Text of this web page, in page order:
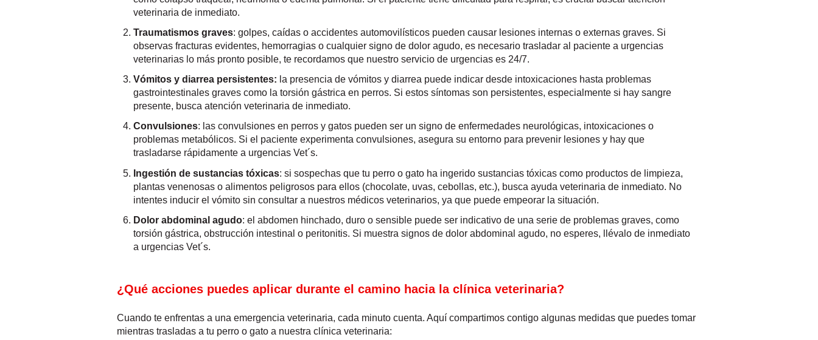
veterinaria de inmediato.
Traumatismos graves: golpes, caídas o accidentes automovilísticos pueden causar lesiones internas o externas graves. Si
observas fracturas evidentes, hemorragias o cualquier signo de dolor agudo, es necesario trasladar al paciente a urgencias
veterinarias lo más pronto posible, te recordamos que nuestro servicio de urgencias es 24/7.
Vómitos y diarrea persistentes: la presencia de vómitos y diarrea puede indicar desde intoxicaciones hasta problemas
gastrointestinales graves como la torsión gástrica en perros. Si estos síntomas son persistentes, especialmente si hay sangre
presente, busca atención veterinaria de inmediato.
Convulsiones: las convulsiones en perros y gatos pueden ser un signo de enfermedades neurológicas, intoxicaciones o
problemas metabólicos. Si el paciente experimenta convulsiones, asegura su entorno para prevenir lesiones y hay que
trasladarse rápidamente a urgencias Vet´s.
Ingestión de sustancias tóxicas: si sospechas que tu perro o gato ha ingerido sustancias tóxicas como productos de limpieza,
plantas venenosas o alimentos peligrosos para ellos (chocolate, uvas, cebollas, etc.), busca ayuda veterinaria de inmediato. No
intentes inducir el vómito sin consultar a nuestros médicos veterinarios, ya que puede empeorar la situación.
Dolor abdominal agudo: el abdomen hinchado, duro o sensible puede ser indicativo de una serie de problemas graves, como
torsión gástrica, obstrucción intestinal o peritonitis. Si muestra signos de dolor abdominal agudo, no esperes, llévalo de inmediato
a urgencias Vet´s.
¿Qué acciones puedes aplicar durante el camino hacia la clínica veterinaria?
Cuando te enfrentas a una emergencia veterinaria, cada minuto cuenta. Aquí compartimos contigo algunas medidas que puedes tomar
mientras trasladas a tu perro o gato a nuestra clínica veterinaria: